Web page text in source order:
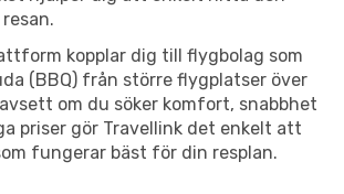
kopplar dig till flygbolag som
(BBQ) från större flygplatser över
om du söker komfort, snabbhet
priser gör Travellink det enkelt att
fungerar bäst för din resplan.